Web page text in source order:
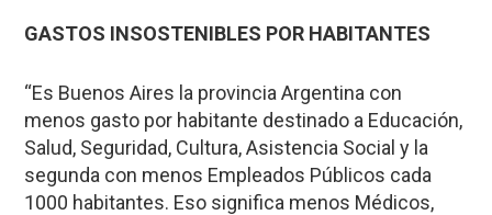
GASTOS INSOSTENIBLES POR HABITANTES
“Es Buenos Aires la provincia Argentina con
menos gasto por habitante destinado a Educación,
Salud, Seguridad, Cultura, Asistencia Social y la
segunda con menos Empleados Públicos cada
1000 habitantes. Eso significa menos Médicos,